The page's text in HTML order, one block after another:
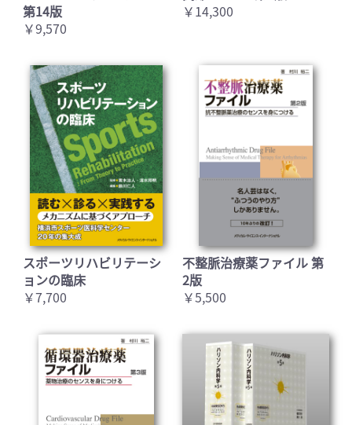
第14版
￥9,570
￥14,300
スポーツリハビリテーシ
ョンの臨床
￥7,700
不整脈治療薬ファイル 第
2版
￥5,500